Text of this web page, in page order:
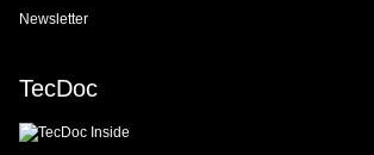
Newsletter
TecDoc